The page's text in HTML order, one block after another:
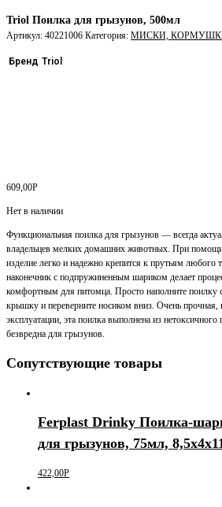
Triol Поилка для грызунов, 500мл
Артикул: 40221006 Категория: МИСКИ,
Бренд Triol
609,00Р
Нет в наличии
Функциональная поилка для грызунов — всегда
владельцев мелких домашних животных. При помощи
изделие легко и надежно крепится к прутьям любого
наконечник с подпружиненным шариком делает
комфортным для питомца. Просто наполните поилку
крышку и переверните носиком вниз. Очень прочная,
эксплуатации, эта поилка выполнена из
безвредна для грызунов.
Сопутствующие товары
Ferplast Drinky Поилка-
для грызунов, 75мл,
422,00Р